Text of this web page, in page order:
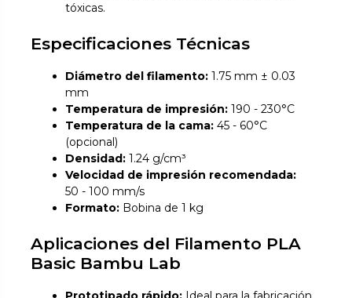
tóxicas.
Especificaciones Técnicas
Diámetro del filamento: 1.75 mm ± 0.03
mm
Temperatura de impresión: 190 - 230°C
Temperatura de la cama: 45 - 60°C
(opcional)
Densidad: 1.24 g/cm³
Velocidad de impresión recomendada:
50 - 100 mm/s
Formato: Bobina de 1 kg
Aplicaciones del Filamento PLA
Basic Bambu Lab